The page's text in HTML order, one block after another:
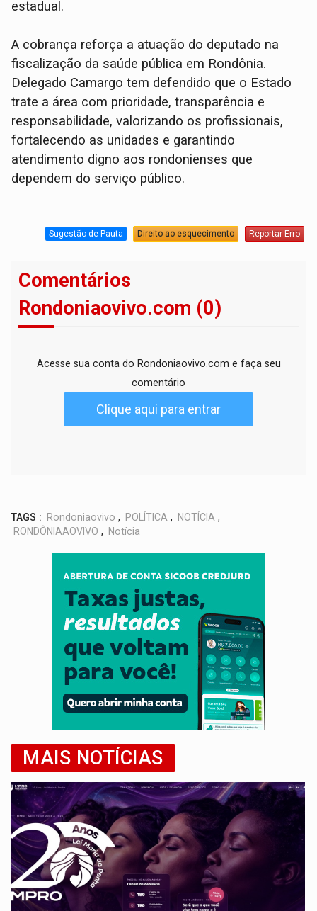
estadual.
A cobrança reforça a atuação do deputado na
fiscalização da saúde pública em Rondônia.
Delegado Camargo tem defendido que o Estado
trate a área com prioridade, transparência e
responsabilidade, valorizando os profissionais,
fortalecendo as unidades e garantindo
atendimento digno aos rondonienses que
dependem do serviço público.
Sugestão de Pauta Direito ao esquecimento Reportar Erro
Comentários
Rondoniaovivo.com (0)
Acesse sua conta do Rondoniaovivo.com e faça seu
comentário
Clique aqui para entrar
TAGS : Rondoniaovivo , POLÍTICA , NOTÍCIA ,
RONDÔNIAAOVIVO , Notícia
MAIS NOTÍCIAS